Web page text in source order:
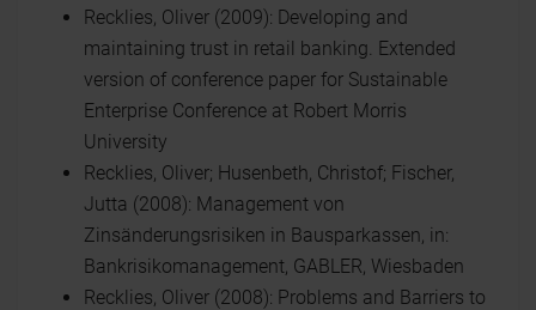
Recklies, Oliver (2009): Developing and
maintaining trust in retail banking. Extended
version of conference paper for Sustainable
Enterprise Conference at Robert Morris
University
Recklies, Oliver; Husenbeth, Christof; Fischer,
Jutta (2008): Management von
Zinsänderungsrisiken in Bausparkassen, in:
Bankrisikomanagement, GABLER, Wiesbaden
Recklies, Oliver (2008): Problems and Barriers to